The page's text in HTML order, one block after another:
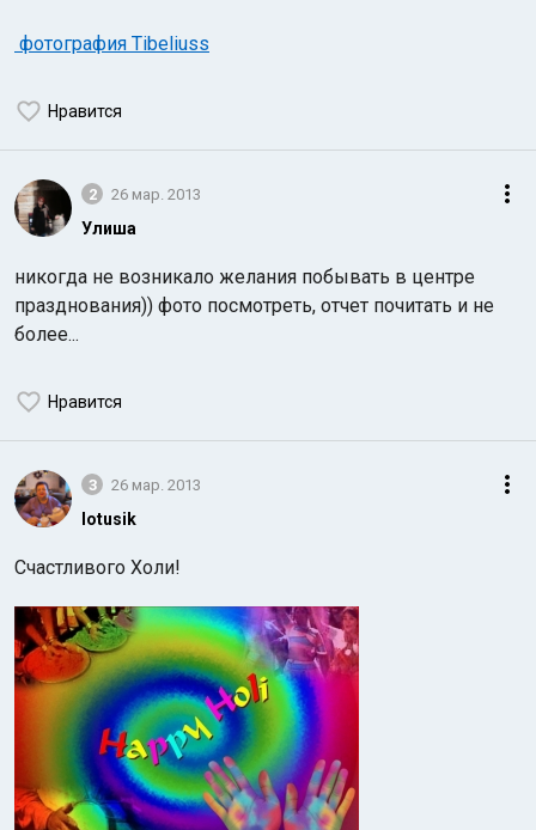
фотография Tibeliuss
Нравится
2 26 мар. 2013
Улиша
никогда не возникало желания побывать в центре
празднования)) фото посмотреть, отчет почитать и не
более...
Нравится
3 26 мар. 2013
lotusik
Счастливого Холи!